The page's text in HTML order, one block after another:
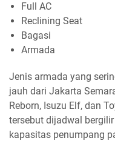
Full AC
Reclining Seat
Bagasi
Armada
Jenis armada yang
jauh dari Jakarta
Reborn, Isuzu Elf, dan
tersebut dijadwal
kapasitas penumpang